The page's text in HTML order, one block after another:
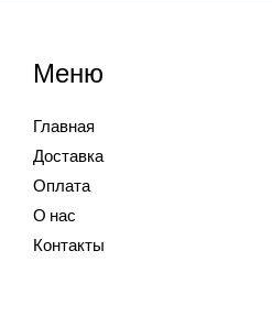
Меню
Главная
Доставка
Оплата
О нас
Контакты